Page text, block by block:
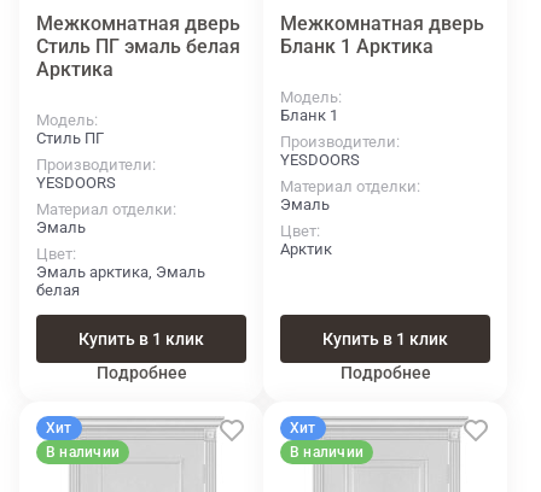
Межкомнатная дверь
Стиль ПГ эмаль белая
Арктика
Модель
Стиль ПГ
Производители
YESDOORS
Материал отделки
Эмаль
Цвет
Эмаль арктика, Эмаль
белая
Купить в 1 клик
Подробнее
Межкомнатная дверь
Бланк 1 Арктика
Модель
Бланк 1
Производители
YESDOORS
Материал отделки
Эмаль
Цвет
Арктик
Купить в 1 клик
Подробнее
Хит
В наличии
Хит
В наличии